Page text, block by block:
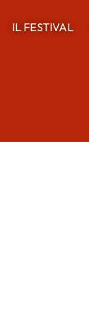
IL FESTIVAL